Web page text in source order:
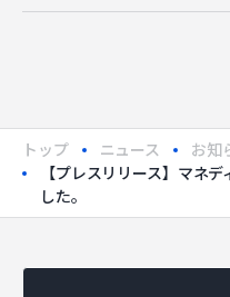
トップ ニュース
お知
【プレスリリース】マネ
した。